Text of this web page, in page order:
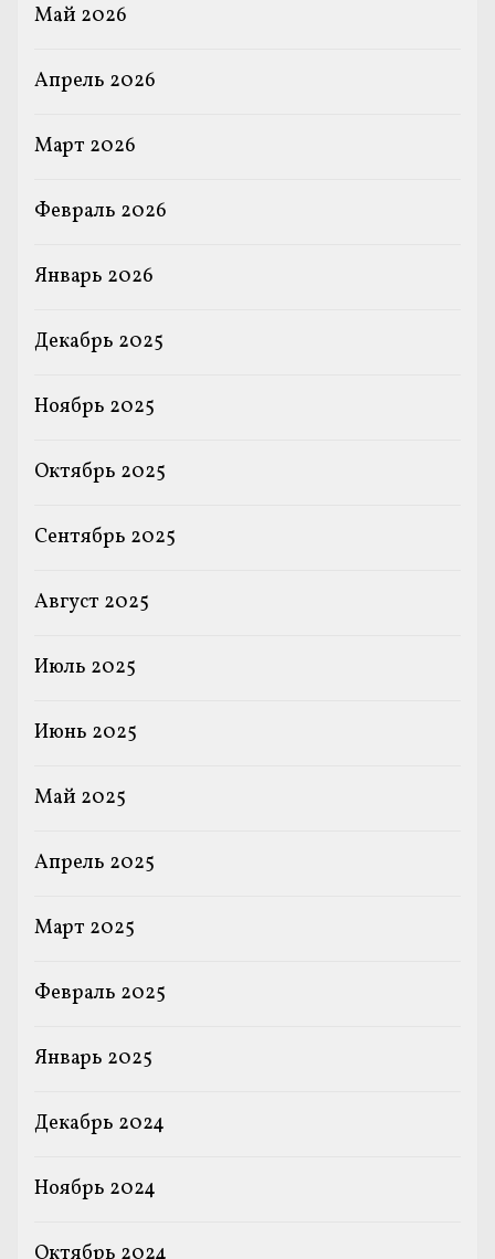
Май 2026
Апрель 2026
Март 2026
Февраль 2026
Январь 2026
Декабрь 2025
Ноябрь 2025
Октябрь 2025
Сентябрь 2025
Август 2025
Июль 2025
Июнь 2025
Май 2025
Апрель 2025
Март 2025
Февраль 2025
Январь 2025
Декабрь 2024
Ноябрь 2024